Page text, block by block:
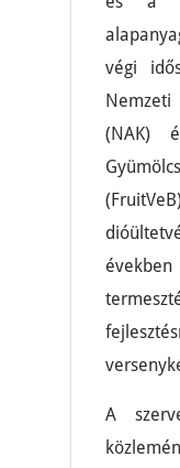
végi
Nemzeti
(NAK)
A